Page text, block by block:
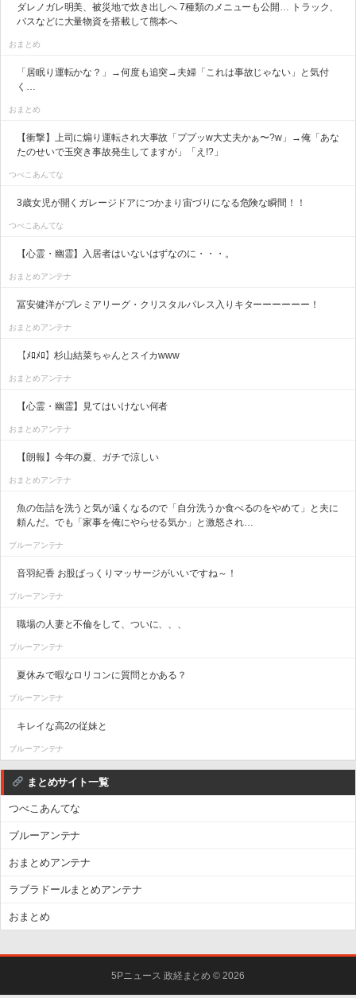
ダレノガレ明美、被災地で炊き出しへ 7種類のメニューも公開… トラック、
バスなどに大量物資を搭載して熊本へ
おまとめ
「居眠り運転かな？」→何度も追突→夫婦「これは事故じゃない」と気付
く…
おまとめ
【衝撃】上司に煽り運転され大事故「ププッw大丈夫かぁ〜?w」→俺「あな
たのせいで玉突き事故発生してますが」「え!?」
つべこあんてな
3歳女児が開くガレージドアにつかまり宙づりになる危険な瞬間！！
つべこあんてな
【心霊・幽霊】入居者はいないはずなのに・・・。
おまとめアンテナ
冨安健洋がプレミアリーグ・クリスタルパレス入りキターーーーーー！
おまとめアンテナ
【ﾒﾛﾒﾛ】杉山結菜ちゃんとスイカwww
おまとめアンテナ
【心霊・幽霊】見てはいけない何者
おまとめアンテナ
【朗報】今年の夏、ガチで涼しい
おまとめアンテナ
魚の缶詰を洗うと気が遠くなるので「自分洗うか食べるのをやめて」と夫に
頼んだ。でも「家事を俺にやらせる気か」と激怒され…
ブルーアンテナ
音羽紀香 お股ぱっくりマッサージがいいですね～！
ブルーアンテナ
職場の人妻と不倫をして、ついに、、、
ブルーアンテナ
夏休みで暇なロリコンに質問とかある？
ブルーアンテナ
キレイな高2の従妹と
ブルーアンテナ
まとめサイト一覧
つべこあんてな
ブルーアンテナ
おまとめアンテナ
ラブラドールまとめアンテナ
おまとめ
5Pニュース 政経まとめ © 2026